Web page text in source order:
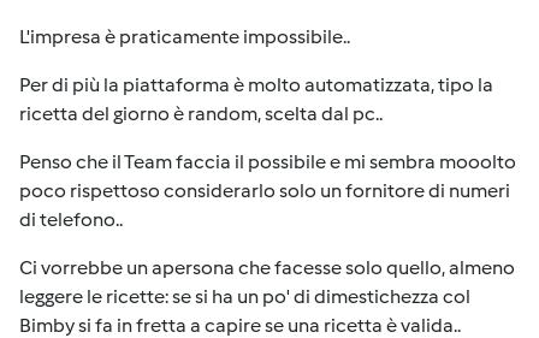
L'impresa è praticamente impossibile..
Per di più la piattaforma è molto automatizzata, tipo la
ricetta del giorno è random, scelta dal pc..
Penso che il Team faccia il possibile e mi sembra mooolto
poco rispettoso considerarlo solo un fornitore di numeri
di telefono..
Ci vorrebbe un apersona che facesse solo quello, almeno
leggere le ricette: se si ha un po' di dimestichezza col
Bimby si fa in fretta a capire se una ricetta è valida..